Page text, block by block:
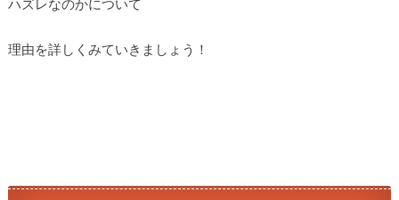
ハズレなのかについて
理由を詳しくみていきましょう！